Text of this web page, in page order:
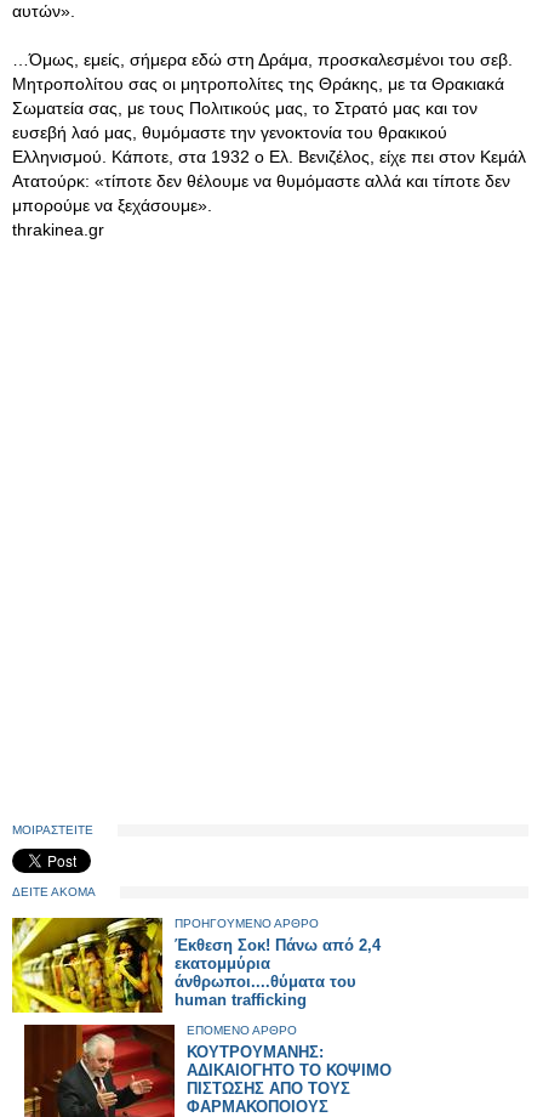
αυτών».
…Όμως, εμείς, σήμερα εδώ στη Δράμα, προσκαλεσμένοι του σεβ.
Μητροπολίτου σας οι μητροπολίτες της Θράκης, με τα Θρακιακά
Σωματεία σας, με τους Πολιτικούς μας, το Στρατό μας και τον
ευσεβή λαό μας, θυμόμαστε την γενοκτονία του θρακικού
Ελληνισμού. Κάποτε, στα 1932 ο Ελ. Βενιζέλος, είχε πει στον Κεμάλ
Ατατούρκ: «τίποτε δεν θέλουμε να θυμόμαστε αλλά και τίποτε δεν
μπορούμε να ξεχάσουμε».
thrakinea.gr
ΜΟΙΡΑΣΤΕΙΤΕ
ΔΕΙΤΕ ΑΚΟΜΑ
ΠΡΟΗΓΟΥΜΕΝΟ ΑΡΘΡΟ
Έκθεση Σοκ! Πάνω από 2,4
εκατομμύρια
άνθρωποι....θύματα του
human trafficking
ΕΠΟΜΕΝΟ ΑΡΘΡΟ
ΚΟΥΤΡΟΥΜΑΝΗΣ:
ΑΔΙΚΑΙΟΓΗΤΟ ΤΟ ΚΟΨΙΜΟ
ΠΙΣΤΩΣΗΣ ΑΠΟ ΤΟΥΣ
ΦΑΡΜΑΚΟΠΟΙΟΥΣ